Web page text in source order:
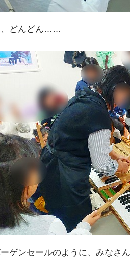
、どんどん……
ゲンセールのように、みなさ